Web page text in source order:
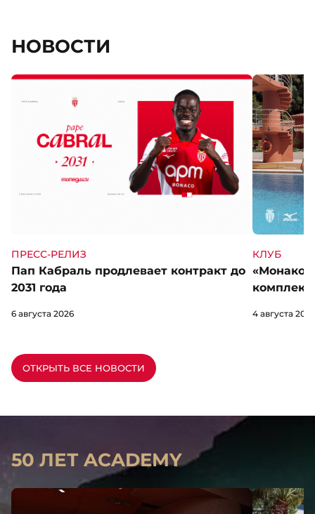
НОВОСТИ
ПРЕСС-РЕЛИЗ
Пап Кабраль продлевает контракт до
2031 года
6 августа 2026
КЛУБ
«Монако»
4 августа 2026
ОТКРЫТЬ ВСЕ НОВОСТИ
50 ЛЕТ ACADEMY